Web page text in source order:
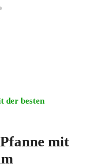
der besten
mit